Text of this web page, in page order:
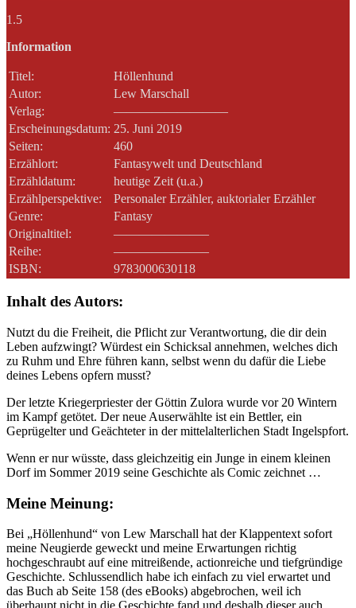
1.5
Information
Titel:
Höllenhund
Autor:
Lew Marschall
Verlag:
—————————
Erscheinungsdatum: 25. Juni 2019
Seiten:
460
Erzählort:
Fantasywelt und Deutschland
Erzähldatum:
heutige Zeit (u.a.)
Erzählperspektive:
Personaler Erzähler, auktorialer Erzähler
Genre:
Fantasy
Originaltitel:
———————–
Reihe:
———————–
ISBN:
9783000630118
Inhalt des Autors:
Nutzt du die Freiheit, die Pflicht zur Verantwortung, die dir dein
Leben aufzwingt? Würdest ein Schicksal annehmen, welches dich
zu Ruhm und Ehre führen kann, selbst wenn du dafür die Liebe
deines Lebens opfern musst?
Der letzte Kriegerpriester der Göttin Zulora wurde vor 20 Wintern
im Kampf getötet. Der neue Auserwählte ist ein Bettler, ein
Geprügelter und Geächteter in der mittelalterlichen Stadt Ingelspfort.
Wenn er nur wüsste, dass gleichzeitig ein Junge in einem kleinen
Dorf im Sommer 2019 seine Geschichte als Comic zeichnet …
Meine Meinung:
Bei „Höllenhund“ von Lew Marschall hat der Klappentext sofort
meine Neugierde geweckt und meine Erwartungen richtig
hochgeschraubt auf eine mitreißende, actionreiche und tiefgründige
Geschichte. Schlussendlich habe ich einfach zu viel erwartet und
das Buch ab Seite 158 (des eBooks) abgebrochen, weil ich